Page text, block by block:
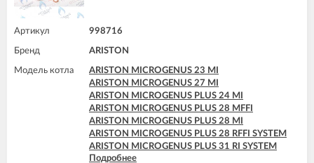
Артикул 998716
Бренд ARISTON
Модель котла
ARISTON MICROGENUS 23 MI
ARISTON MICROGENUS 27 MI
ARISTON MICROGENUS PLUS 24 MI
ARISTON MICROGENUS PLUS 28 MFFI
ARISTON MICROGENUS PLUS 28 MI
ARISTON MICROGENUS PLUS 28 RFFI SYSTEM
ARISTON MICROGENUS PLUS 31 RI SYSTEM
ARISTON MICROGENUS PLUS 31 RI SYSTEM
Подробнее